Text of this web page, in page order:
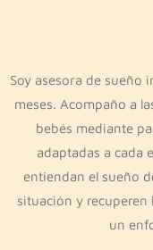
Soy asesora de sueño
meses. Acompaño a
bebés mediante
adaptadas a cada
entiendan el sueño
situación y recuperen
un